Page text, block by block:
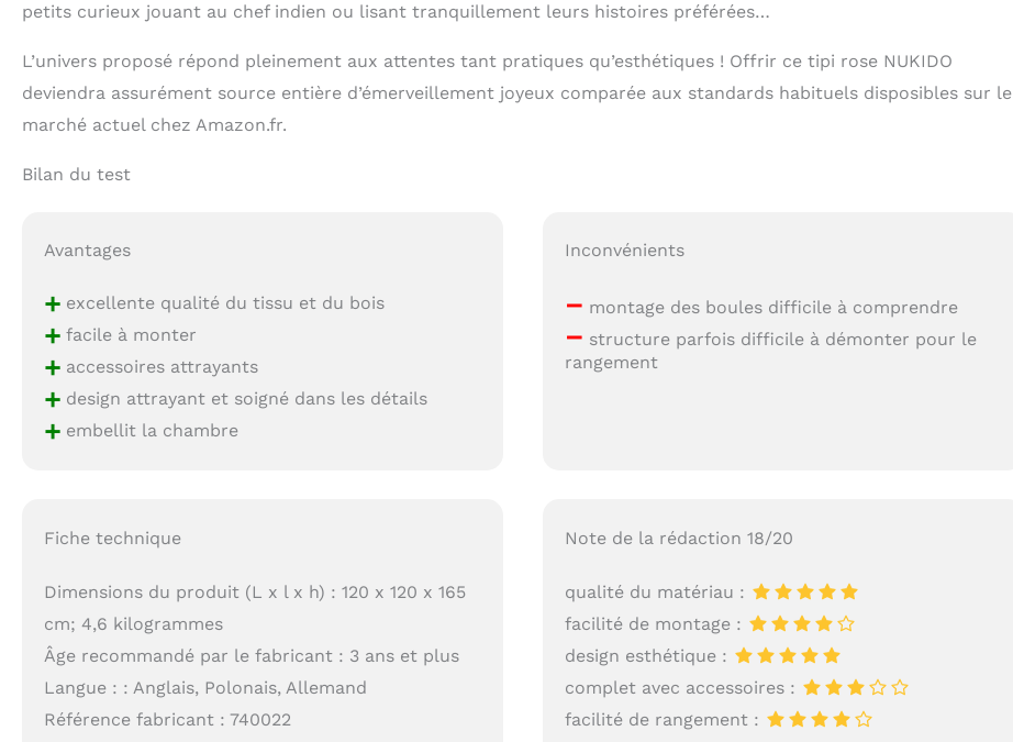
petits curieux jouant au chef indien ou lisant tranquillement leurs histoires préférées…
L’univers proposé répond pleinement aux attentes tant pratiques qu’esthétiques ! Offrir ce tipi rose NUKIDO
deviendra assurément source entière d’émerveillement joyeux comparée aux standards habituels disposibles sur le
marché actuel chez Amazon.fr.
Bilan du test
Avantages
+ excellente qualité du tissu et du bois
+ facile à monter
+ accessoires attrayants
+ design attrayant et soigné dans les détails
+ embellit la chambre
Inconvénients
– montage des boules difficile à comprendre
– structure parfois difficile à démonter pour le
rangement
Fiche technique
Dimensions du produit (L x l x h) : 120 x 120 x 165
cm; 4,6 kilogrammes
Âge recommandé par le fabricant : 3 ans et plus
Langue : : Anglais, Polonais, Allemand
Référence fabricant : 740022
Note de la rédaction 18/20
qualité du matériau :
facilité de montage :
design esthétique :
complet avec accessoires :
facilité de rangement :